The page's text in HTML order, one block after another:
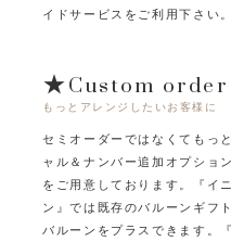
イドサービスをご利用下さい。
★Custom order
もっとアレンジしたいお客様に
セミオーダーではなくてもっ
ャル＆ナンバー追加オプショ
をご用意しております。
『イ
ン』では既存のバルーンギフ
バルーンをプラスできます。